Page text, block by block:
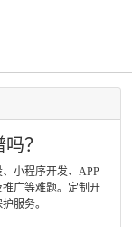
？
小程序开发、APP
广等难题。定制开
服务。